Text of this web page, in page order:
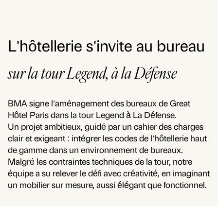
L'hôtellerie s'invite au bureau
sur la tour Legend, à la Défense
BMA signe l’aménagement des bureaux de Great
Hôtel Paris dans la tour Legend à La Défense.
Un projet ambitieux, guidé par un cahier des charges
clair et exigeant : intégrer les codes de l’hôtellerie haut
de gamme dans un environnement de bureaux.
Malgré les contraintes techniques de la tour, notre
équipe a su relever le défi avec créativité, en imaginant
un mobilier sur mesure, aussi élégant que fonctionnel.